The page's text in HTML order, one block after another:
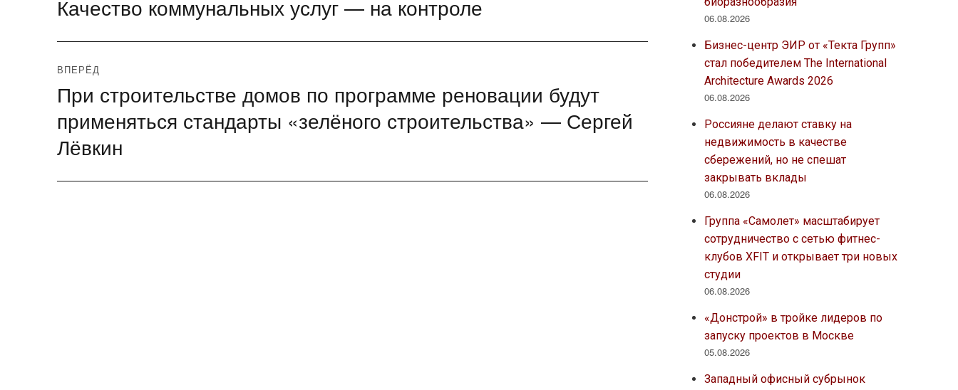
по
записям
Предыдущая
Качество коммунальных услуг — на контроле
ВПЕРЁД
Следующая
запись:
При строительстве домов по программе реновации будут
применяться стандарты «зелёного строительства» — Сергей
Лёвкин
06.08.2026
Бизнес-центр ЭИР от «Текта Групп»
стал победителем The International
Architecture Awards 2026
06.08.2026
Россияне делают ставку на
недвижимость в качестве
сбережений, но не спешат
закрывать вклады
06.08.2026
Группа «Самолет» масштабирует
сотрудничество с сетью фитнес-
клубов XFIT и открывает три новых
студии
06.08.2026
«Донстрой» в тройке лидеров по
запуску проектов в Москве
05.08.2026
Западный офисный субрынок